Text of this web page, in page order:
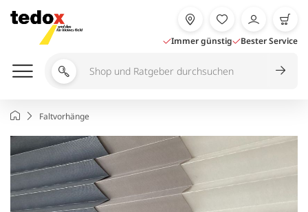
Inhalt
springen
Immer günstig Bester Service
Shop
durchsuchen
StartseiteFaltvorhänge